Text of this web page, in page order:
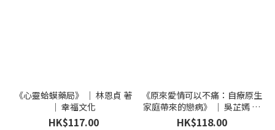
《心靈蛤蟆藥局》 ｜ 林恩貞 著
｜ 幸福文化
HK$117.00
《原來愛情可以不痛：自療原生
家庭帶來的戀病》 ｜ 吳芷嫣 著
｜ 蜂鳥出版
HK$118.00